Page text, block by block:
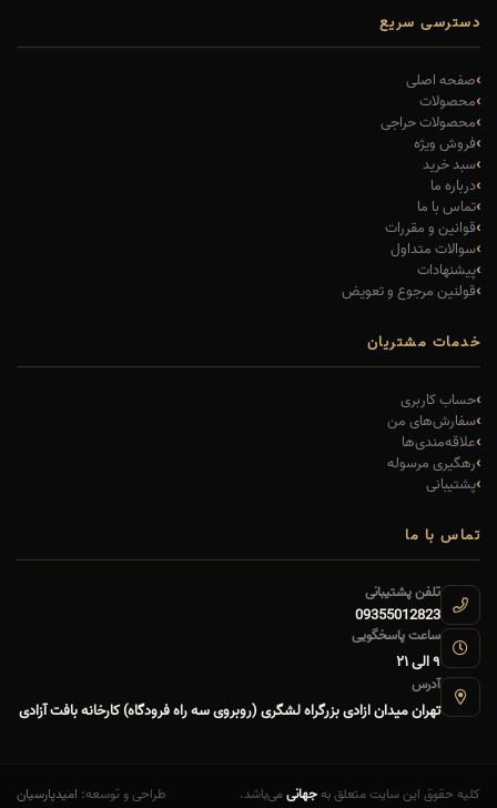
دسترسی سریع
صفحه اصلی
محصولات
محصولات حراجی
فروش ویژه
سبد خرید
درباره ما
تماس با ما
قوانین و مقررات
سوالات متداول
پیشنهادات
قولنین مرجوع و تعویض
خدمات مشتریان
حساب کاربری
سفارش‌های من
علاقه‌مندی‌ها
رهگیری مرسوله
پشتیبانی
تماس با ما
تلفن پشتیبانی
09355012823
ساعت پاسخگویی
۹ الی ۲۱
آدرس
تهران میدان ازادی بزرگراه لشگری (روبروی سه راه فرودگاه) کارخانه بافت آزادی
کلیه حقوق این سایت متعلق بهجهانیمی‌باشد. طراحی و توسعه: امیدپارسیان